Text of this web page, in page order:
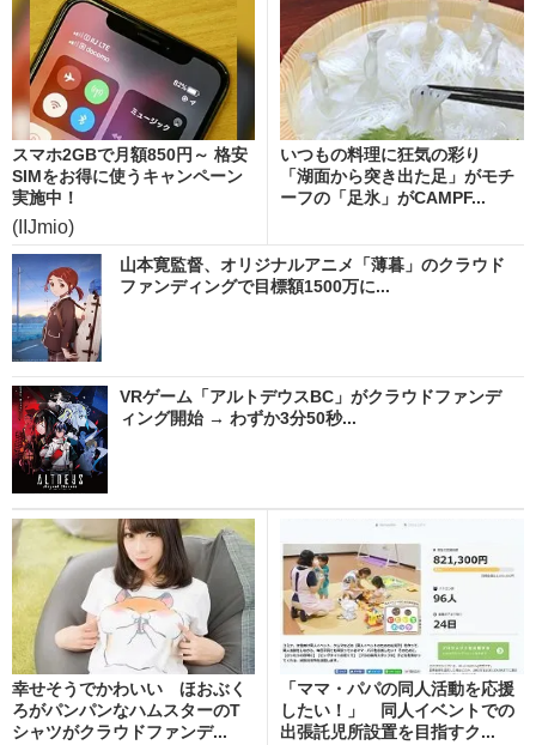
スマホ2GBで月額850円～ 格安
SIMをお得に使うキャンペーン
実施中！
(IIJmio)
いつもの料理に狂気の彩り
「湖面から突き出た足」がモチ
ーフの「足氷」がCAMPF...
山本寛監督、オリジナルアニメ「薄暮」のクラウド
ファンディングで目標額1500万に...
VRゲーム「アルトデウスBC」がクラウドファンデ
ィング開始 → わずか3分50秒...
幸せそうでかわいい ほおぶく
ろがパンパンなハムスターのT
シャツがクラウドファンデ...
「ママ・パパの同人活動を応援
したい！」 同人イベントでの
出張託児所設置を目指すク...